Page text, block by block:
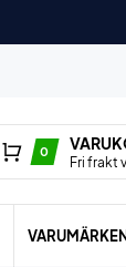
0
Fri frakt